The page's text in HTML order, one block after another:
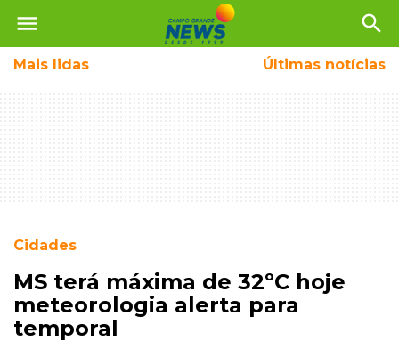
menu search
Mais lidas Últimas notícias
Cidades
MS terá máxima de 32ºC hoje
meteorologia alerta para
temporal